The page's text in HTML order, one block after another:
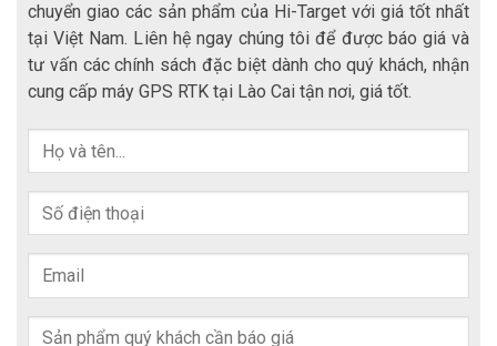
chuyển giao các sản phẩm của Hi-Target với giá tốt nhất
tại Việt Nam. Liên hệ ngay chúng tôi để được báo giá và
tư vấn các chính sách đặc biệt dành cho quý khách, nhận
cung cấp máy GPS RTK tại Lào Cai tận nơi, giá tốt.